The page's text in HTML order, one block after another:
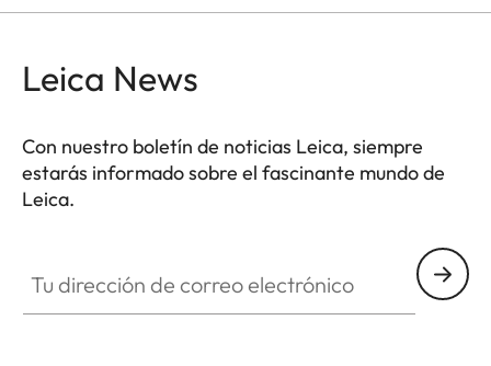
Leica News
Con nuestro boletín de noticias Leica, siempre
estarás informado sobre el fascinante mundo de
Leica.